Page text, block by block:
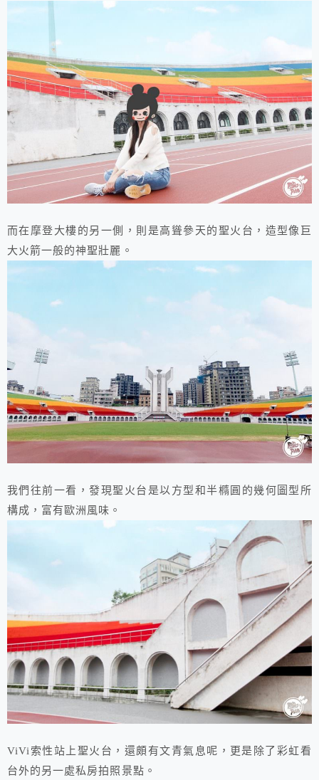
而在摩登大樓的另一側，則是高聳參天的聖火台，造型像巨
大火箭一般的神聖壯麗。
我們往前一看，發現聖火台是以方型和半橢圓的幾何圖型所
構成，富有歐洲風味。
ViVi索性站上聖火台，還頗有文青氣息呢，更是除了彩虹看
台外的另一處私房拍照景點。